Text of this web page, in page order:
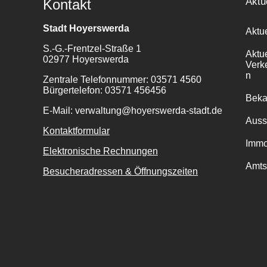
Kontakt
Stadt Hoyerswerda
S.-G.-Frentzel-Straße 1
02977 Hoyerswerda
Zentrale Telefonnummer: 03571 4560
Bürgertelefon: 03571 456456
E-Mail: verwaltung@hoyerswerda-stadt.de
Kontaktformular
Elektronische Rechnungen
Besucheradressen & Öffnungszeiten
n